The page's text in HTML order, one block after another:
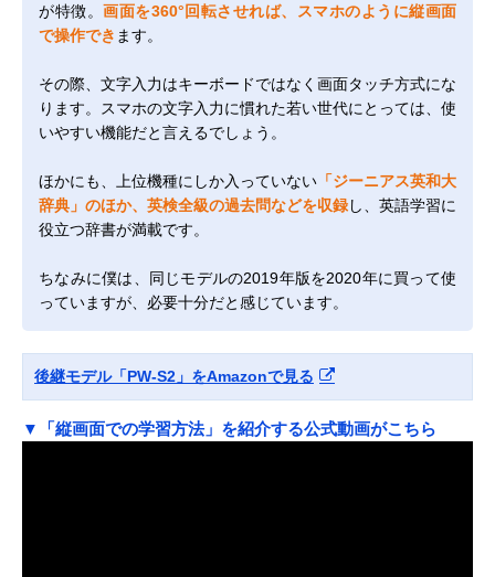
が特徴。 画面を360°回転させれば、スマホのように縦画面
で操作でき ます。
その際、文字入力はキーボードではなく画面タッチ方式にな
ります。スマホの文字入力に慣れた若い世代にとっては、使
いやすい機能だと言えるでしょう。
ほかにも、上位機種にしか入っていない 「ジーニアス英和大
辞典」のほか、英検全級の過去問などを収録し、英語学習に
役立つ辞書が満載です。
ちなみに僕は、同じモデルの2019年版を2020年に買って使
っていますが、必要十分だと感じています。
後継モデル「PW-S2」をAmazonで見る
▼「縦画面での学習方法」を紹介する公式動画がこちら